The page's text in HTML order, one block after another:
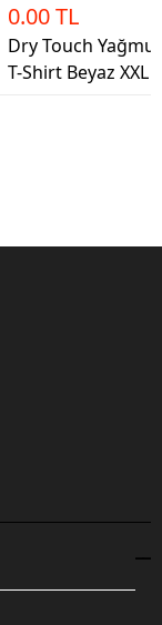
0.00 TL
Dry Touch
T-Shirt Beyaz XXL